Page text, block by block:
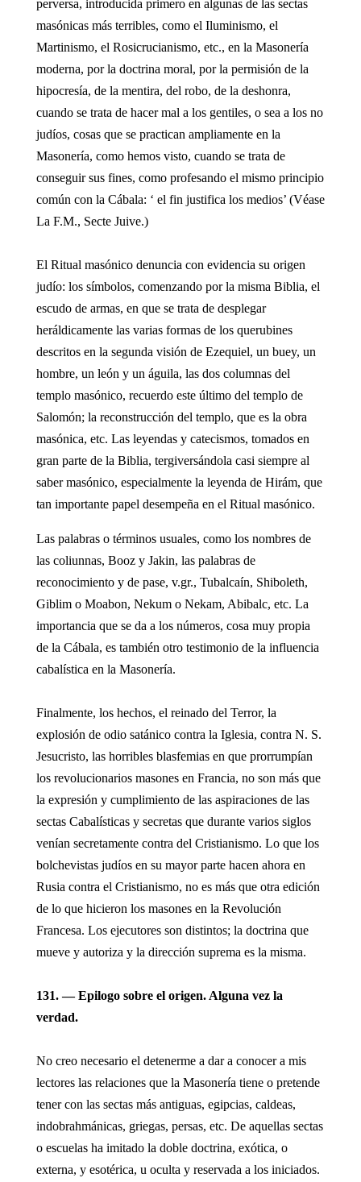
perversa, introducida primero en algunas de las sectas
masónicas más terribles, como el Iluminismo, el
Martinismo, el Rosicrucianismo, etc., en la Masonería
moderna, por la doctrina moral, por la permisión de la
hipocresía, de la mentira, del robo, de la deshonra,
cuando se trata de hacer mal a los gentiles, o sea a los no
judíos, cosas que se practican ampliamente en la
Masonería, como hemos visto, cuando se trata de
conseguir sus fines, como profesando el mismo principio
común con la Cábala: ‘ el fin justifica los medios’ (Véase
La F.M., Secte Juive.)
El Ritual masónico denuncia con evidencia su origen
judío: los símbolos, comenzando por la misma Biblia, el
escudo de armas, en que se trata de desplegar
heráldicamente las varias formas de los querubines
descritos en la segunda visión de Ezequiel, un buey, un
hombre, un león y un águila, las dos columnas del
templo masónico, recuerdo este último del templo de
Salomón; la reconstrucción del templo, que es la obra
masónica, etc. Las leyendas y catecismos, tomados en
gran parte de la Biblia, tergiversándola casi siempre al
saber masónico, especialmente la leyenda de Hirám, que
tan importante papel desempeña en el Ritual masónico.
Las palabras o términos usuales, como los nombres de
las coliunnas, Booz y Jakin, las palabras de
reconocimiento y de pase, v.gr., Tubalcaín, Shiboleth,
Giblim o Moabon, Nekum o Nekam, Abibalc, etc. La
importancia que se da a los números, cosa muy propia
de la Cábala, es también otro testimonio de la influencia
cabalística en la Masonería.
Finalmente, los hechos, el reinado del Terror, la
explosión de odio satánico contra la Iglesia, contra N. S.
Jesucristo, las horribles blasfemias en que prorrumpían
los revolucionarios masones en Francia, no son más que
la expresión y cumplimiento de las aspiraciones de las
sectas Cabalísticas y secretas que durante varios siglos
venían secretamente contra del Cristianismo. Lo que los
bolchevistas judíos en su mayor parte hacen ahora en
Rusia contra el Cristianismo, no es más que otra edición
de lo que hicieron los masones en la Revolución
Francesa. Los ejecutores son distintos; la doctrina que
mueve y autoriza y la dirección suprema es la misma.
131. — Epilogo sobre el origen. Alguna vez la
verdad.
No creo necesario el detenerme a dar a conocer a mis
lectores las relaciones que la Masonería tiene o pretende
tener con las sectas más antiguas, egipcias, caldeas,
indobrahmánicas, griegas, persas, etc. De aquellas sectas
o escuelas ha imitado la doble doctrina, exótica, o
externa, y esotérica, u oculta y reservada a los iniciados.